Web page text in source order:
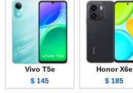
Honor X6e
185 $
Vivo T5e
145 $